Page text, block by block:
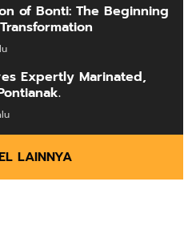
of Bonti: The Beginning
Expertly Marinated,
LAINNYA